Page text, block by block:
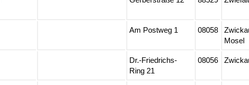
Am Postweg 1 08058
Mosel
Dr.-Friedrichs-
Ring 21
08056